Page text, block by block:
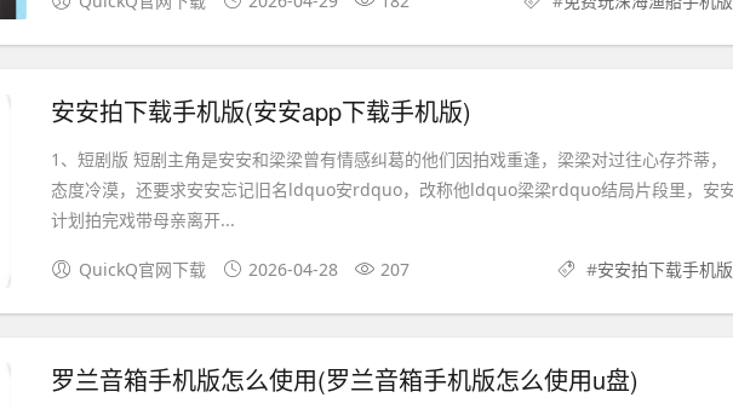
安安拍下载手机版(安安app下载手机版)
1、短剧版 短剧主角是安安和梁梁曾有情感纠葛的他们因拍戏重逢，梁梁对过往心存芥蒂，
态度冷漠，还要求安安忘记旧名ldquo安rdquo，改称他ldquo梁梁rdquo结局片段里，安
计划拍完戏带母亲离开...
QuickQ官网下载 2026-04-28 207 #安安拍下载手机版
罗兰音箱手机版怎么使用(罗兰音箱手机版怎么使用u盘)